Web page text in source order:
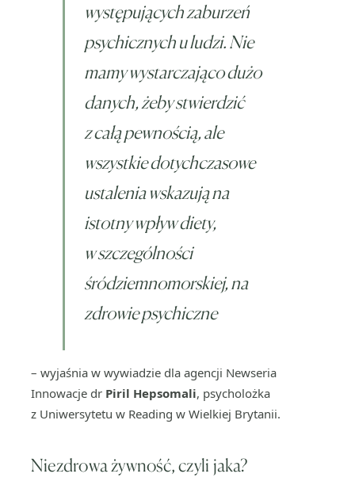
występujących zaburzeń
psychicznych u ludzi. Nie
mamy wystarczająco dużo
danych, żeby stwierdzić
z całą pewnością, ale
wszystkie dotychczasowe
ustalenia wskazują na
istotny wpływ diety,
w szczególności
śródziemnomorskiej, na
zdrowie psychiczne
– wyjaśnia w wywiadzie dla agencji Newseria
Innowacje dr Piril Hepsomali, psycholożka
z Uniwersytetu w Reading w Wielkiej Brytanii.
Niezdrowa żywność, czyli jaka?